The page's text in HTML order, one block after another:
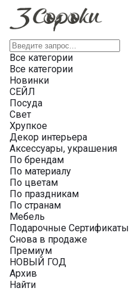
Все категории
Все категории
Новинки
СЕЙЛ
Посуда
Свет
Хрупкое
Декор интерьера
Аксессуары, украшения
По брендам
По материалу
По цветам
По праздникам
По странам
Мебель
Подарочные Сертификаты
Снова в продаже
Премиум
НОВЫЙ ГОД
Архив
Найти